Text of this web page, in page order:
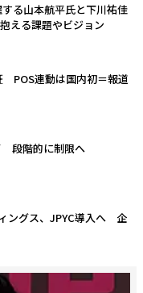
る山本航平氏と下川祐佳
える課題やビジョン
POS連動は国内初＝報道
段階的に制限へ
ングス、JPYC導入へ 企